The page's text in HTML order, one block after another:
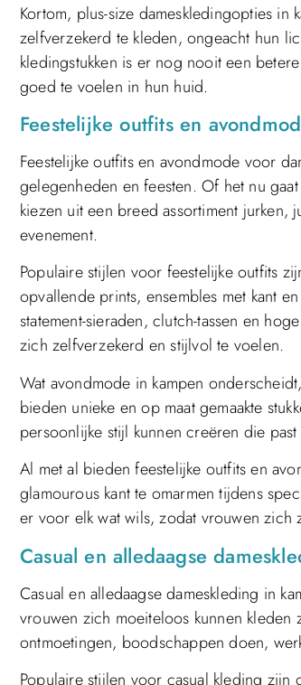
Kortom, plus-size dameskledingopties
zelfverzekerd te kleden, ongeacht hun
kledingstukken is er nog nooit een
goed te voelen in hun huid.
Feestelijke outfits en
Feestelijke outfits en avondmode voor
gelegenheden en feesten. Of het nu
kiezen uit een breed assortiment
evenement.
Populaire stijlen voor feestelijke outfits
opvallende prints, ensembles met kant
statement-sieraden, clutch-tassen en
zich zelfverzekerd en stijlvol te voelen.
Wat avondmode in kampen
bieden unieke en op maat gemaakte
persoonlijke stijl kunnen creëren die
Al met al bieden feestelijke outfits en
glamourous kant te omarmen tijdens
er voor elk wat wils, zodat vrouwen
Casual en alledaagse
Casual en alledaagse dameskleding in
vrouwen zich moeiteloos kunnen
ontmoetingen, boodschappen doen,
Populaire stijlen voor casual kleding zijn